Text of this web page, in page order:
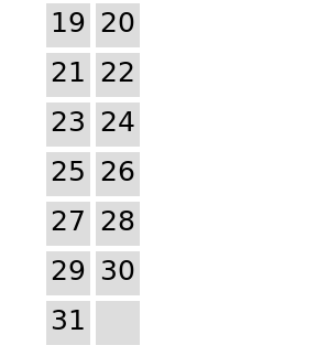
19 20
21 22
23 24
25 26
27 28
29 30
31